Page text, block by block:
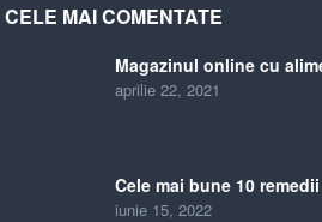
CELE MAI COMENTATE
Magazinul online cu
aprilie 22, 2021
Cele mai bune 10
iunie 15, 2022